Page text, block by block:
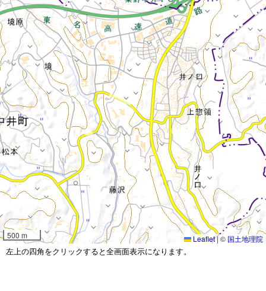
500 m Leaflet|© 国土地理院
左上の四角をクリックすると全画面表示になります。